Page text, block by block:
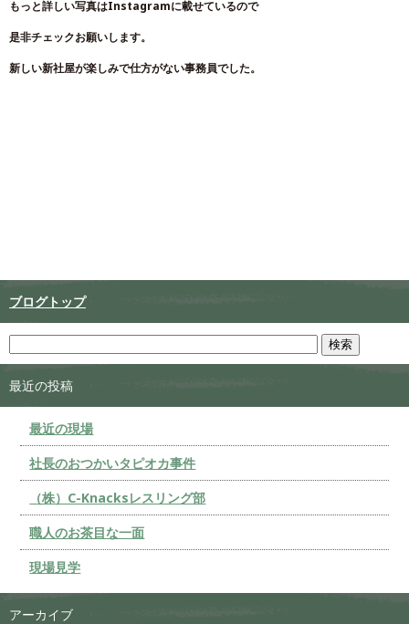
もっと詳しい写真はInstagramに載せているので
是非チェックお願いします。
新しい新社屋が楽しみで仕方がない事務員でした。
ブログトップ
最近の投稿
最近の現場
社長のおつかいタピオカ事件
（株）C-Knacksレスリング部
職人のお茶目な一面
現場見学
アーカイブ